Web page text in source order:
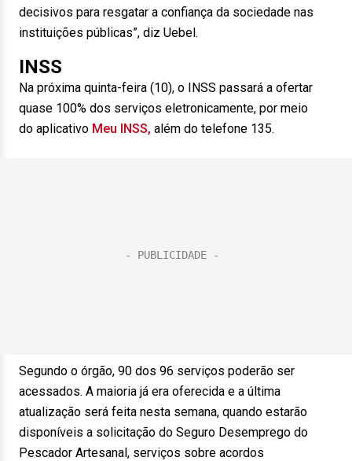
decisivos para resgatar a confiança da sociedade nas
instituições públicas”, diz Uebel.
INSS
Na próxima quinta-feira (10), o INSS passará a ofertar
quase 100% dos serviços eletronicamente, por meio
do aplicativo Meu INSS, além do telefone 135.
Segundo o órgão, 90 dos 96 serviços poderão ser
acessados. A maioria já era oferecida e a última
atualização será feita nesta semana, quando estarão
disponíveis a solicitação do Seguro Desemprego do
Pescador Artesanal, serviços sobre acordos